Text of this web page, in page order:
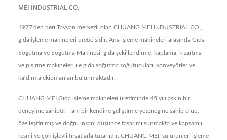
MEI INDUSTRIAL CO.
1977'den beri Tayvan merkezli olan CHUANG MEI INDUSTRIAL CO.,
gıda işleme makineleri üreticisidir. Ana işleme makineleri arasında Gıda
Soğutma ve Soğutma Makinesi, gıda şekillendirme, kaplama, kızartma
ve pişirme makineleri ile gıda soğutma soğutucuları, konveyörler ve
kaldırma ekipmanları bulunmaktadır.
CHUANG MEI Gıda işleme makineleri üretiminde 45 yılı aşkın bir
deneyime sahiptir. Tam bir kendine geliştirme yeteneğine sahip olup,
özelleştirilmiş ve doğru insani düşünce tasarımı sunmakta ve kapsamlı,
resmi ve çok işlevli fırsatlarla tutarlıdır. CHUANG MEI, su ürünleri işleme